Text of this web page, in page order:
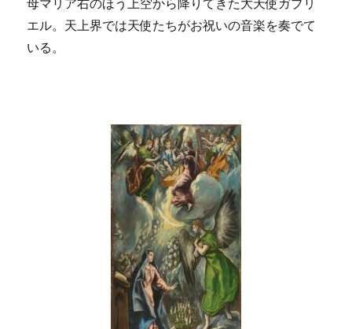
エル。天上界では天使たちがお祝いの音楽を奏でて
いる。